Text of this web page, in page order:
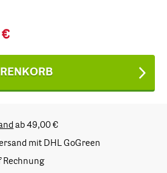
ab 49,00 €
mit DHL GoGreen
Rechnung